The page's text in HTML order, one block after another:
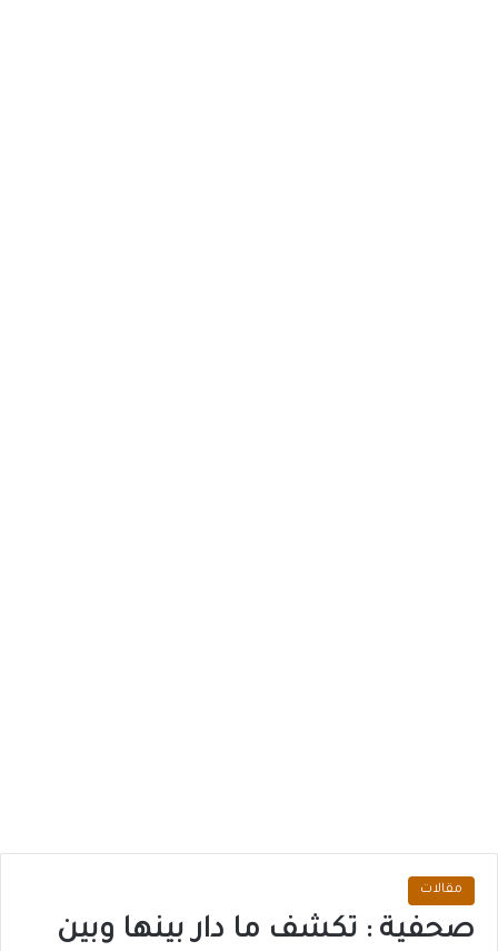
مقالات
صحفية : تكشف ما دار بينها وبين